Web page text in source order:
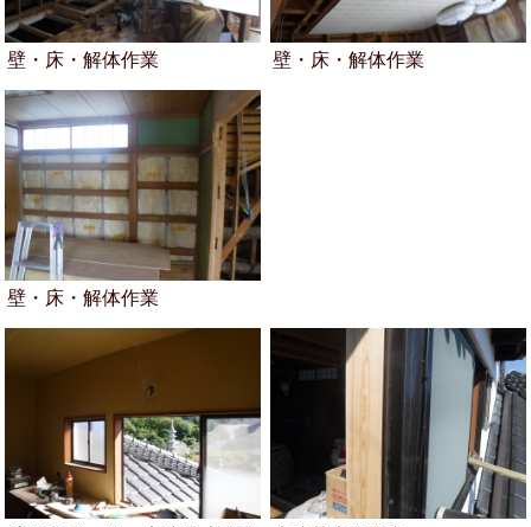
壁・床・解体作業 壁・床・解体作業
壁・床・解体作業